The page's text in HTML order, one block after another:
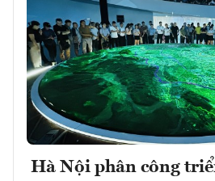
Hà Nội phân công